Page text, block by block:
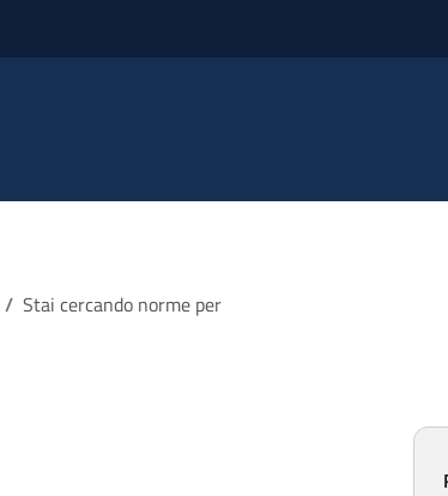
/ Stai cercando norme per